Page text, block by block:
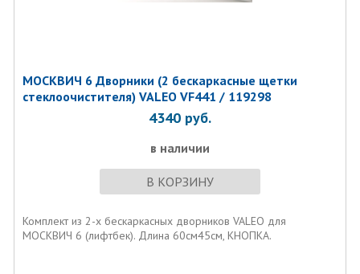
МОСКВИЧ 6 Дворники (2 бескаркасные щетки
стеклоочистителя) VALEO VF441 / 119298
4340 руб.
в наличии
В КОРЗИНУ
Комплект из 2-х бескаркасных дворников VALEO для
МОСКВИЧ 6 (лифтбек). Длина 60см45см, КНОПКА.